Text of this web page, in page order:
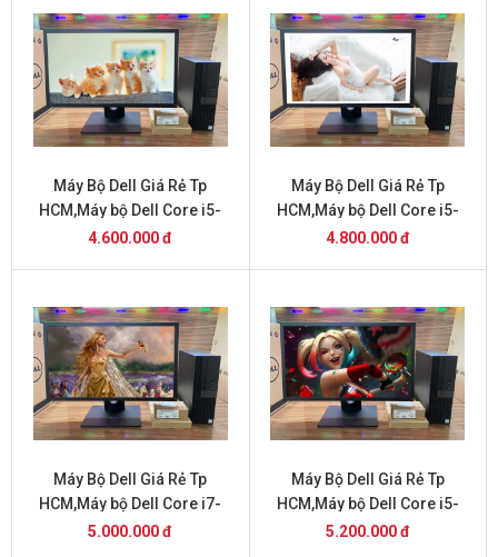
Máy Bộ Dell Giá Rẻ Tp
HCM,Máy bộ Dell Core i5-
6500 giá 4.6 triệu
4.600.000 đ
Máy Bộ Dell Giá Rẻ Tp
HCM,Máy bộ Dell Core i5-
7500 giá 4.8 triệu
4.800.000 đ
Máy Bộ Dell Giá Rẻ Tp
HCM,Máy bộ Dell Core i7-
6700 giá 5 triệu
5.000.000 đ
Máy Bộ Dell Giá Rẻ Tp
HCM,Máy bộ Dell Core i5-
7500 và 22 inch giá 5.2 triệu
5.200.000 đ